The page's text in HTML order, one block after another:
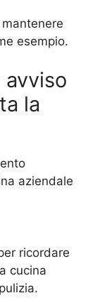
esempio.
avviso
la
aziendale
ricordare
cucina